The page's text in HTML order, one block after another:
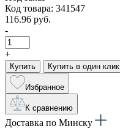
Код товара: 341547
116.96 руб.
-
+
Купить Купить в один клик
Избранное
К сравнению
Доставка по Минску